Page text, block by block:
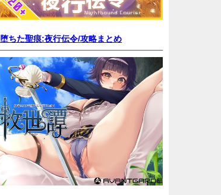
堕ちた聖痕:夜行伝令/攻略まとめ